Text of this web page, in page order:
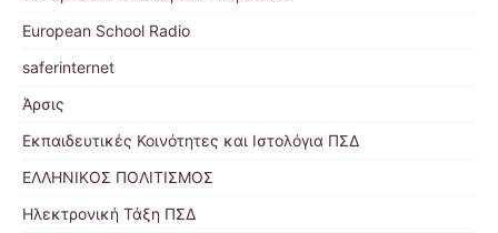
European School Radio
saferinternet
Άρσις
Εκπαιδευτικές Κοινότητες και Ιστολόγια ΠΣΔ
ΕΛΛΗΝΙΚΟΣ ΠΟΛΙΤΙΣΜΟΣ
Ηλεκτρονική Τάξη ΠΣΔ